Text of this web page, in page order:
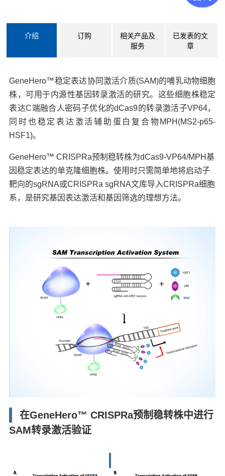
介绍 订购
相关产品及
服务
已发表的文
章
GeneHero™稳定表达协同激活介质(SAM)的哺乳动物细胞
株，可用于内源性基因转录激活的研究。这些细胞株稳定
表达C端融合人密码子优化的dCas9的转录激活子VP64，
同时也稳定表达激活辅助蛋白复合物MPH(MS2-p65-
HSF1)。
GeneHero™ CRISPRa预制稳转株为dCas9-VP64/MPH基
因稳定表达的单克隆细胞株。使用时只需简单地将启动子
靶向的sgRNA或CRISPRa sgRNA文库导入CRISPRa细胞
系，是研究基因表达激活和基因筛选的理想方法。
在GeneHero™ CRISPRa预制稳转株中进行
SAM转录激活验证